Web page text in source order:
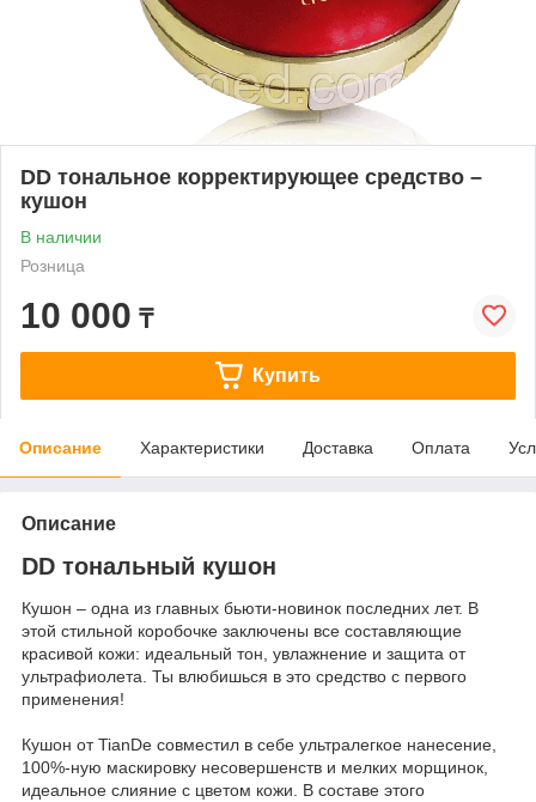
DD тональное корректирующее средство –
кушон
В наличии
Розница
10 000 ₸
Купить
Описание Характеристики Доставка Оплата
Описание
DD тональный кушон
Кушон – одна из главных бьюти-новинок последних лет. В
этой стильной коробочке заключены все составляющие
красивой кожи: идеальный тон, увлажнение и защита от
ультрафиолета. Ты влюбишься в это средство с первого
применения!
Кушон от TianDe совместил в себе ультралегкое нанесение,
100%-ную маскировку несовершенств и мелких морщинок,
идеальное слияние с цветом кожи. В составе этого